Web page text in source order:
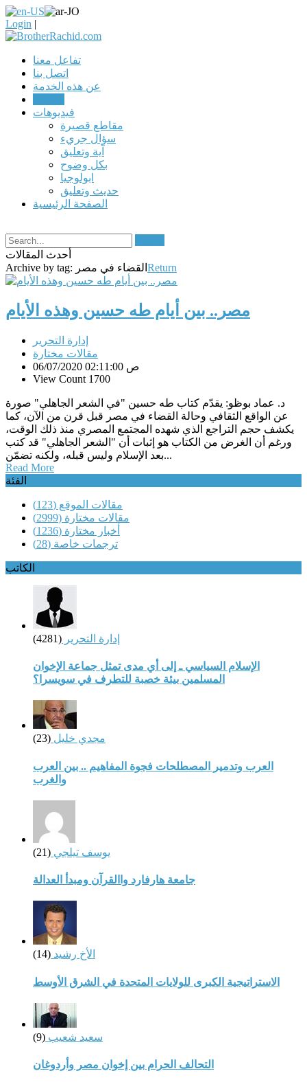
Login |
تفاعل معنا
اتصل بنا
عن هذه الخدمة
فيديوهات
مقاطع قصيرة
سؤال جريء
آية وتعليق
بكل وضوح
ابولوجيا
حديث وتعليق
الصفحة الرئيسية
أحدث المقالات
Archive by tag: القضاء في مصر Return
مصر.. بين أيام طه حسين وهذه الأيام
إدارة التحرير
مقالات مختارة
06/07/2020 02:11:00 ص
View Count 1700
د. عماد بوظو: يقدّم كتاب طه حسين "في الشعر الجاهلي" صورة
عن الواقع الثقافي وحالة القضاء في مصر قبل قرن من الآن، كما
يكشف حجم التراجع الذي شهده المجتمع المصري منذ ذلك الوقت،
ورغم أن الغرض من الكتاب هو إثبات أن "الشعر الجاهلي" قد كتب
بعد الإسلام وليس قبله، ولكنه تضمّن...
Read More
الفئة
مقالات الموقع (123)
مقالات مختارة (2999)
أخبار مختارة (1236)
ترجمات خاصة (28)
الكاتب
إدارة التحرير (4281)
الإسلام السياسي ـ إلى أي مدى تمثل جماعة الإخوان
المسلمين بيئة خصبة للتطرف في سويسرا؟
مجدي خليل (23)
العرب وتدمير المصطلحات فجوة المفاهيم .. بين العرب
والغرب
يوسف تيلجي (21)
جامعة هارفارد واالقرآن ومبدأ العدالة
الأخ رشيد (14)
الاستراتيجية الكبرى للولايات المتحدة في الشرق الأوسط
سعيد شعيب (9)
التحالف الحرام بين إخوان مصر وأردوغان